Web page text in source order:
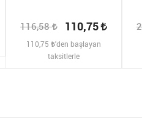
116,58 110,75
110,75
'den başlayan
taksitlerle